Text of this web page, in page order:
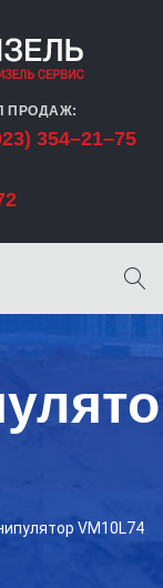
ПРОДАЖ:
354–21–75
VM10L74